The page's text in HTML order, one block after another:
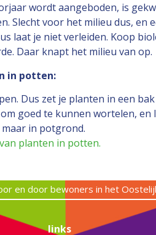
wordt aangeboden, is
Slecht voor het milieu dus, en
laat je niet verleiden. Koop
Daar knapt het milieu van op.
in potten:
Dus zet je planten in een
goed te kunnen wortelen, en
in potgrond.
planten in potten.
en door bewoners in het
links